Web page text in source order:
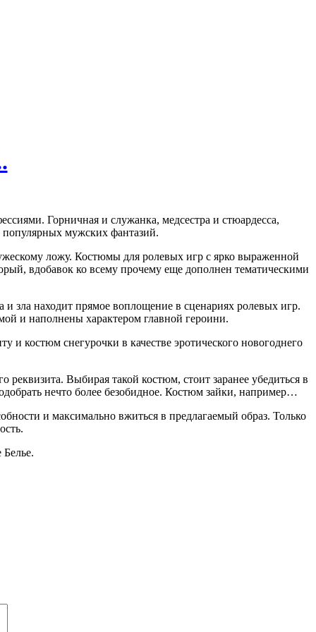
Горничная и служанка, медсестра и стюардесса,
популярных мужских фантазий.
ложу. Костюмы для ролевых игр с ярко выраженной
вдобавок ко всему прочему еще дополнен тематическими
зла находит прямое воплощение в сценариях ролевых игр.
и наполнены характером главной героини.
костюм снегурочки в качестве эротического новогоднего
Выбирая такой костюм, стоит заранее убедиться в
нечто более безобидное. Костюм зайки, например…
и максимально вжиться в предлагаемый образ. Только